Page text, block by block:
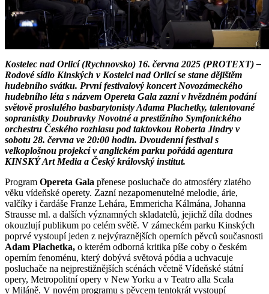
Kostelec nad Orlicí (Rychnovsko) 16. června 2025 (PROTEXT) –
Rodové sídlo Kinských v Kostelci nad Orlicí se stane dějištěm
hudebního svátku. První festivalový koncert Novozámeckého
hudebního léta s názvem Opereta Gala zazní v hvězdném podání
světově proslulého basbarytonisty Adama Plachetky, talentované
sopranistky Doubravky Novotné a prestižního Symfonického
orchestru Českého rozhlasu pod taktovkou Roberta Jindry v
sobotu 28. června ve 20:00 hodin. Dvoudenní festival s
velkoplošnou projekcí v anglickém parku pořádá agentura
KINSKÝ Art Media a Český královský institut.
Program Opereta Gala přenese posluchače do atmosféry zlatého
věku vídeňské operety. Zazní nezapomenutelné melodie, árie,
valčíky i čardáše Franze Lehára, Emmericha Kálmána, Johanna
Strausse ml. a dalších významných skladatelů, jejichž díla dodnes
okouzlují publikum po celém světě. V zámeckém parku Kinských
poprvé vystoupí jeden z nejvýraznějších operních pěvců současnosti
Adam Plachetka, o kterém odborná kritika píše coby o českém
operním fenoménu, který dobývá světová pódia a uchvacuje
posluchače na nejprestižnějších scénách včetně Vídeňské státní
opery, Metropolitní opery v New Yorku a v Teatro alla Scala
v Miláně. V novém programu s pěvcem tentokrát vystoupí